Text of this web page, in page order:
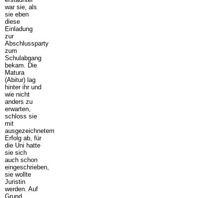
war sie, als
sie eben
diese
Einladung
zur
Abschlussparty
zum
Schulabgang
bekam. Die
Matura
(Abitur) lag
hinter ihr und
wie nicht
anders zu
erwarten,
schloss sie
mit
ausgezeichnetem
Erfolg ab, für
die Uni hatte
sie sich
auch schon
eingeschrieben,
sie wollte
Juristin
werden. Auf
Grund